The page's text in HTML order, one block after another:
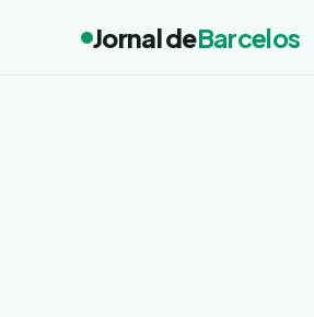
Jornal deBarcelos